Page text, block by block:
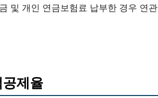
및 개인 연금보험료 납부한 경우 연관
제율